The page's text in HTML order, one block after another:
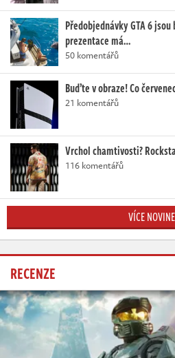
Předobjednávky GTA 6
prezentace má…
50 komentářů
Buďte v obraze! Co
21 komentářů
Vrchol chamtivosti?
116 komentářů
VÍCE
RECENZE